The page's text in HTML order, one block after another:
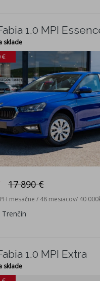
1.0 MPI
sklade
€
17 890 €
mesačne / 48 mesiacov/ 40
Trenčín
1.0 MPI Extra
sklade